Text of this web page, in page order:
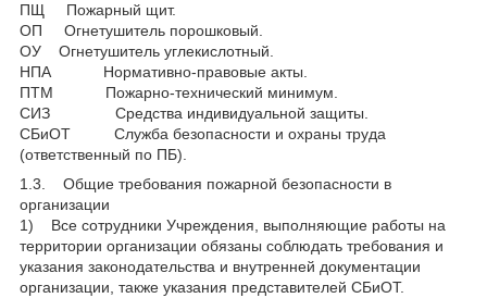
ПЩ Пожарный щит.
ОП Огнетушитель порошковый.
ОУ Огнетушитель углекислотный.
НПА Нормативно-правовые акты.
ПТМ Пожарно-технический минимум.
СИЗ Средства индивидуальной защиты.
СБиОТ Служба безопасности и охраны труда
(ответственный по ПБ).
1.3. Общие требования пожарной безопасности в
организации
1) Все сотрудники Учреждения, выполняющие работы на
территории организации обязаны соблюдать требования и
указания законодательства и внутренней документации
организации, также указания представителей СБиОТ.